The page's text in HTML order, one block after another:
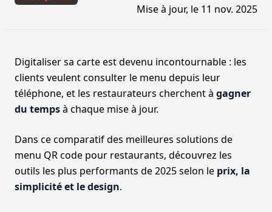
Mise à jour, le 11 nov. 2025
Digitaliser sa carte est devenu incontournable : les
clients veulent consulter le menu depuis leur
téléphone, et les restaurateurs cherchent à gagner
du tempsà chaque mise à jour.
Dans ce comparatif des meilleures solutions de
menu QR code pour restaurants, découvrez les
outils les plus performants de 2025 selon le prix, la
simplicité et le design.